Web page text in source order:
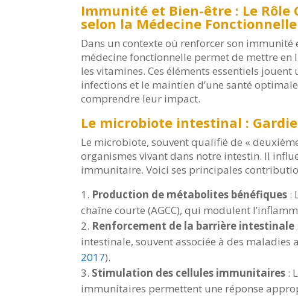
Immunité et Bien-être : Le
selon la Médecine Fonctionnelle
Dans un contexte où renforcer son
médecine fonctionnelle permet de mettre
les vitamines. Ces éléments essentiels
infections et le maintien d’une santé
comprendre leur impact.
Le microbiote intestinal :
Le microbiote, souvent qualifié de «
organismes vivant dans notre intestin. Il
immunitaire. Voici ses principales
Production de métabolites bénéfiques :
chaîne courte (AGCC), qui modulent
Renforcement de la barrière intestinale
intestinale, souvent associée à des
2017).
Stimulation des cellules immunitaires :
immunitaires permettent une réponse